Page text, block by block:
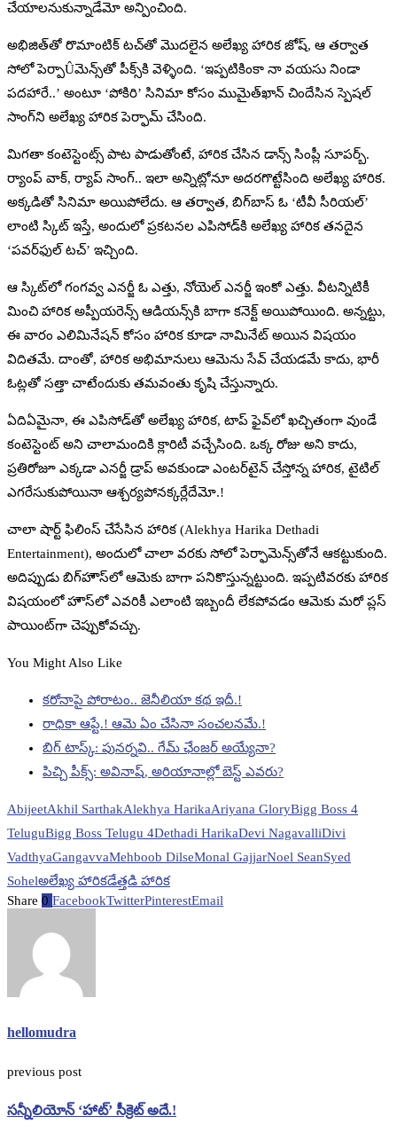
చేయాలనుకున్నాడేమో అన్పించింది.
అభిజిత్‌తో రొమాంటిక్‌ టచ్‌తో మొదలైన అలేఖ్య హారిక జోష్‌, ఆ తర్వాత
సోలో పెర్పాÛమెన్స్‌తో పీక్స్‌కి వెళ్ళింది. ‘ఇప్పటికింకా నా వయసు నిండా
పదహారే..’ అంటూ ‘పోకిరి’ సినిమా కోసం ముమైత్‌ఖాన్‌ చిందేసిన స్పెషల్‌
సాంగ్‌ని అలేఖ్య హారిక పెర్ఫామ్ చేసింది.
మిగతా కంటెస్టెంట్స్‌ పాట పాడుతోంటే, హారిక చేసిన డాన్స్‌ సింప్లీ సూపర్బ్‌.
ర్యాంప్‌ వాక్‌, ర్యాప్‌ సాంగ్‌.. ఇలా అన్నిట్లోనూ అదరగొట్టేసింది అలేఖ్య హారిక.
అక్కడితో సినిమా అయిపోలేదు. ఆ తర్వాత, బిగ్‌బాస్‌ ఓ ‘టీవీ సీరియల్‌’
లాంటి స్కిట్‌ ఇస్తే, అందులో ప్రకటనల ఎపిసోడ్‌కి అలేఖ్య హారిక తనదైన
‘పవర్‌ఫుల్‌ టచ్‌’ ఇచ్చింది.
ఆ స్కిట్‌లో గంగవ్వ ఎనర్జీ ఓ ఎత్తు, నోయెల్‌ ఎనర్జీ ఇంకో ఎత్తు. వీటన్నిటికీ
మించి హారిక అప్పీయరెన్స్‌ ఆడియన్స్‌కి బాగా కనెక్ట్‌ అయిపోయింది. అన్నట్టు,
ఈ వారం ఎలిమినేషన్‌ కోసం హారిక కూడా నామినేట్‌ అయిన విషయం
విదితమే. దాంతో, హారిక అభిమానులు ఆమెను సేవ్‌ చేయడమే కాదు, భారీ
ఓట్లతో సత్తా చాటేందుకు తమవంతు కృషి చేస్తున్నారు.
ఏదిఏమైనా, ఈ ఎపిసోడ్‌తో అలేఖ్య హారిక, టాప్‌ ఫైవ్‌లో ఖచ్చితంగా వుండే
కంటెస్టెంట్‌ అని చాలామందికి క్లారిటీ వచ్చేసింది. ఒక్క రోజు అని కాదు,
ప్రతిరోజూ ఎక్కడా ఎనర్జీ డ్రాప్‌ అవకుండా ఎంటర్‌టైన్‌ చేస్తోన్న హారిక, టైటిల్‌
ఎగరేసుకుపోయినా ఆశ్చర్యపోనక్కర్లేదేమో.!
చాలా షార్ట్‌ ఫిలింస్‌ చేసేసిన హారిక (Alekhya Harika Dethadi
Entertainment), అందులో చాలా వరకు సోలో పెర్ఫామెన్స్‌తోనే ఆకట్టుకుంది.
అదిప్పుడు బిగ్‌హౌస్‌లో ఆమెకు బాగా పనికొస్తున్నట్టుంది. ఇప్పటివరకు హారిక
విషయంలో హౌస్‌లో ఎవరికీ ఎలాంటి ఇబ్బందీ లేకపోవడం ఆమెకు మరో ప్లస్‌
పాయింట్‌గా చెప్పుకోవచ్చు.
You Might Also Like
కరోనాపై పోరాటం.. జెనీలియా కథ ఇదీ.!
రాధికా ఆప్టే.! ఆమె ఏం చేసినా సంచలనమే.!
బిగ్‌ టాస్క్‌: పునర్నవి.. గేమ్‌ ఛేంజర్‌ అయ్యేనా?
పిచ్చి పీక్స్‌: అవినాష్‌, అరియానాల్లో బెస్ట్ ఎవరు?
AbijeetAkhil SarthakAlekhya HarikaAriyana GloryBigg Boss 4
TeluguBigg Boss Telugu 4Dethadi HarikaDevi NagavalliDivi
VadthyaGangavvaMehboob DilseMonal GajjarNoel SeanSyed
Sohelఅలేఖ్య హారికడేత్తడి హారిక
Share 0 FacebookTwitterPinterestEmail
hellomudra
previous post
సన్నీలియోన్‌ ‘హాట్’ సీక్రెట్‌ అదే.!